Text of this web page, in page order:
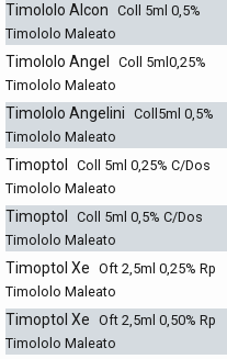
Timololo Alcon Coll 5ml 0,5%
Timololo Maleato
Timololo Angel
Coll 5ml0,25%
Timololo Maleato
Timololo Angelini Coll5ml 0,5%
Timololo Maleato
Timoptol
Coll 5ml 0,25% C/Dos
Timololo Maleato
Timoptol
Coll 5ml 0,5% C/Dos
Timololo Maleato
Timoptol Xe Oft 2,5ml 0,25% Rp
Timololo Maleato
Timoptol Xe Oft 2,5ml 0,50% Rp
Timololo Maleato